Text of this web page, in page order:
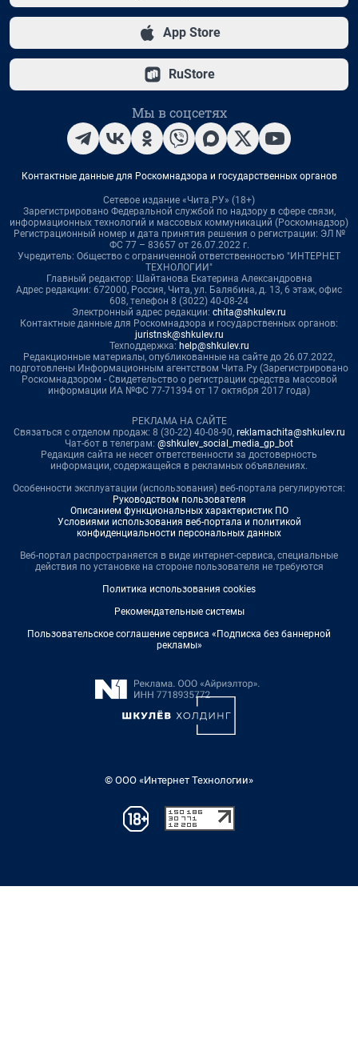
App Store
RuStore
Мы в соцсетях
Контактные данные для Роскомнадзора и государственных органов
Сетевое издание «Чита.РУ» (18+)
Зарегистрировано Федеральной службой по надзору в сфере связи,
информационных технологий и массовых коммуникаций (Роскомнадзор)
Регистрационный номер и дата принятия решения о регистрации: ЭЛ №
ФС 77 – 83657 от 26.07.2022 г.
Учредитель: Общество с ограниченной ответственностью "ИНТЕРНЕТ
ТЕХНОЛОГИИ"
Главный редактор: Шайтанова Екатерина Александровна
Адрес редакции: 672000, Россия, Чита, ул. Балябина, д. 13, 6 этаж, офис
608, телефон 8 (3022) 40-08-24
Электронный адрес редакции: chita@shkulev.ru
Контактные данные для Роскомнадзора и государственных органов:
juristnsk@shkulev.ru
Техподдержка: help@shkulev.ru
Редакционные материалы, опубликованные на сайте до 26.07.2022,
подготовлены Информационным агентством Чита.Ру (Зарегистрировано
Роскомнадзором - Свидетельство о регистрации средства массовой
информации ИА №ФС 77-71394 от 17 октября 2017 года)
РЕКЛАМА НА САЙТЕ
Связаться с отделом продаж: 8 (30-22) 40-08-90, reklamachita@shkulev.ru
Чат-бот в телеграм: @shkulev_social_media_gp_bot
Редакция сайта не несет ответственности за достоверность
информации, содержащейся в рекламных объявлениях.
Особенности эксплуатации (использования) веб-портала регулируются:
Руководством пользователя
Описанием функциональных характеристик ПО
Условиями использования веб-портала и политикой
конфиденциальности персональных данных
Веб-портал распространяется в виде интернет-сервиса, специальные
действия по установке на стороне пользователя не требуются
Политика использования cookies
Рекомендательные системы
Пользовательское соглашение сервиса «Подписка без баннерной
рекламы»
© ООО «Интернет Технологии»